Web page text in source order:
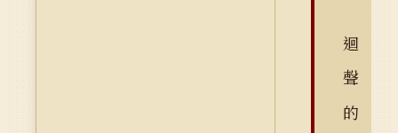
迴
聲
的